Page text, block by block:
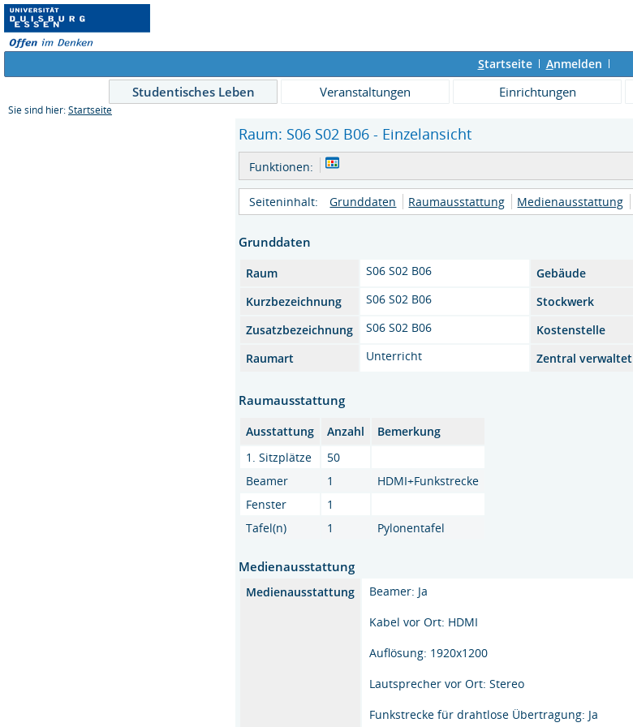
Startseite Anmelden
Studentisches Leben Veranstaltungen Einrichtungen
Sie sind hier: Startseite
Raum: S06 S02 B06 - Einzelansicht
Funktionen:
Seiteninhalt: Grunddaten Raumausstattung Medienausstattung
Grunddaten
Raum S06 S02 B06 Gebäude
Kurzbezeichnung
S06 S02 B06
Stockwerk
Zusatzbezeichnung
S06 S02 B06
Kostenstelle
Raumart
Unterricht Zentral verwaltet
Raumausstattung
Ausstattung Anzahl
Bemerkung
1. Sitzplätze
50
Beamer
1
HDMI+Funkstrecke
Fenster
1
Tafel(n)
1 Pylonentafel
Medienausstattung
Medienausstattung
Beamer: Ja
Kabel vor Ort: HDMI
Auflösung: 1920x1200
Lautsprecher vor Ort: Stereo
Funkstrecke für drahtlose Übertragung: Ja